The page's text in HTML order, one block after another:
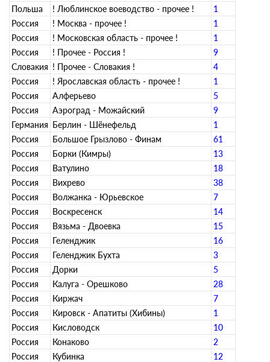
Польша
! Люблинское воеводство - прочее !
1
Россия
! Москва - прочее !
1
Россия
! Московская область - прочее !
1
Россия
! Прочее - Россия !
9
Словакия ! Прочее - Словакия !
4
Россия
! Ярославская область - прочее !
1
Россия
Алферьево
5
Россия
Аэроград - Можайский
9
Германия Берлин - Шёнефельд
1
Россия
Большое Грызлово - Финам
61
Россия
Борки (Кимры)
13
Россия
Ватулино
18
Россия
Вихрево
38
Россия
Волжанка - Юрьевское
7
Россия
Воскресенск
14
Россия
Вязьма - Двоевка
15
Россия
Геленджик
16
Россия
Геленджик Бухта
3
Россия
Дорки
5
Россия
Калуга - Орешково
28
Россия
Киржач
7
Россия
Кировск - Апатиты (Хибины)
1
Россия
Кисловодск
10
Россия
Конаково
2
Россия
Кубинка
12